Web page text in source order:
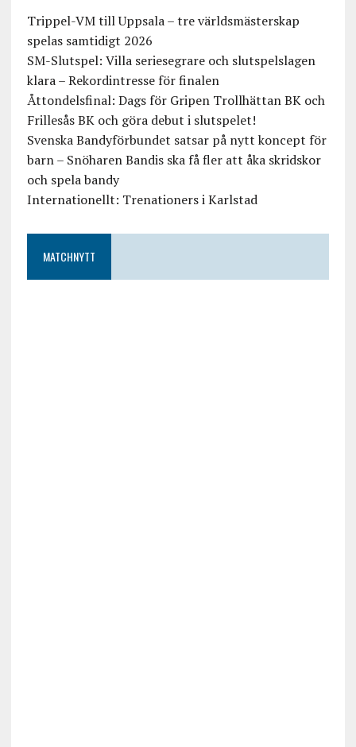
Trippel-VM till Uppsala – tre världsmästerskap
spelas samtidigt 2026
SM-Slutspel: Villa seriesegrare och slutspelslagen
klara – Rekordintresse för finalen
Åttondelsfinal: Dags för Gripen Trollhättan BK och
Frillesås BK och göra debut i slutspelet!
Svenska Bandyförbundet satsar på nytt koncept för
barn – Snöharen Bandis ska få fler att åka skridskor
och spela bandy
Internationellt: Trenationers i Karlstad
MATCHNYTT